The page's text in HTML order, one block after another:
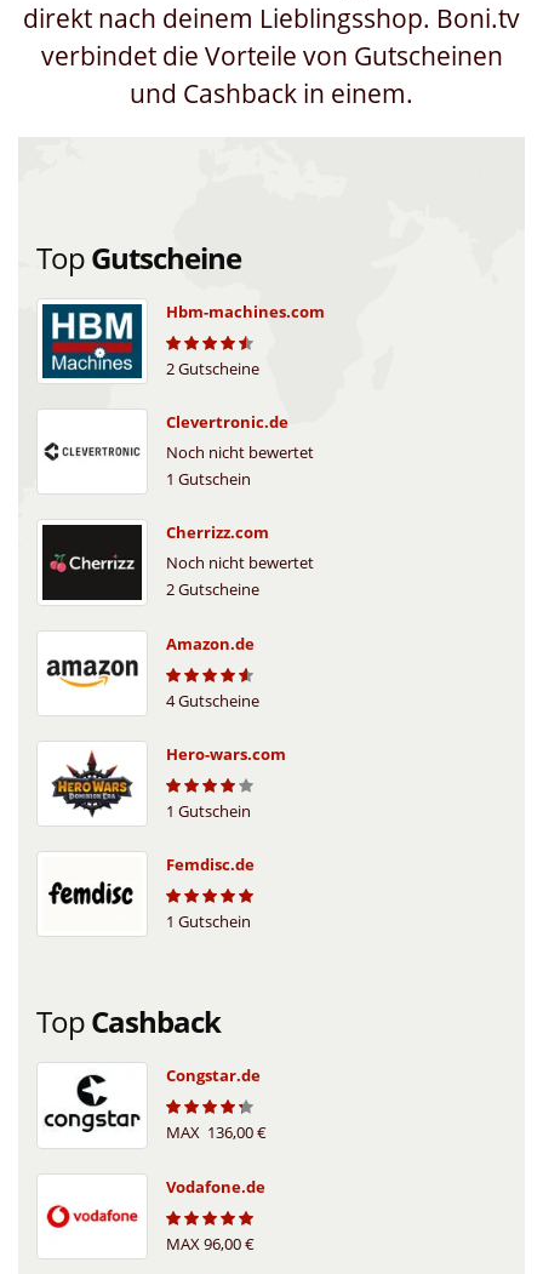
direkt nach deinem Lieblingsshop. Boni.tv
verbindet die Vorteile von Gutscheinen
und Cashback in einem.
TopGutscheine
Hbm-machines.com
4.4
2 Gutscheine
Clevertronic.de
Noch nicht bewertet
1 Gutschein
Cherrizz.com
Noch nicht bewertet
2 Gutscheine
Amazon.de
4.5
4 Gutscheine
Hero-wars.com
41 Gutschein
Femdisc.de
51 Gutschein
TopCashback
Congstar.de
4.2
MAX 136,00 €
Vodafone.de
4.8
MAX 96,00 €